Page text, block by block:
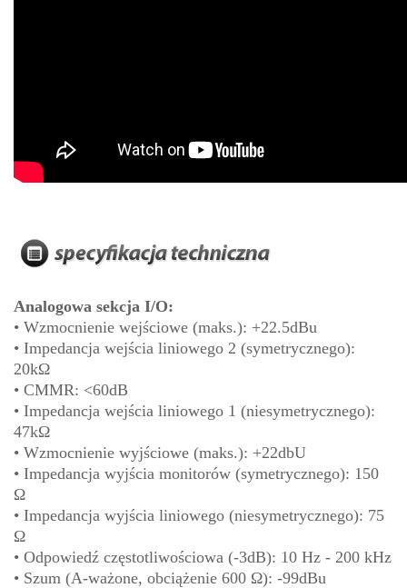
Analogowa sekcja I/O:
• Wzmocnienie wejściowe (maks.): +22.5dBu
• Impedancja wejścia liniowego 2 (symetrycznego):
20kΩ
• CMMR: <60dB
• Impedancja wejścia liniowego 1 (niesymetrycznego):
47kΩ
• Wzmocnienie wyjściowe (maks.): +22dbU
• Impedancja wyjścia monitorów (symetrycznego): 150
Ω
• Impedancja wyjścia liniowego (niesymetrycznego): 75
Ω
• Odpowiedź częstotliwościowa (-3dB): 10 Hz - 200 kHz
• Szum (A-ważone, obciążenie 600 Ω): -99dBu